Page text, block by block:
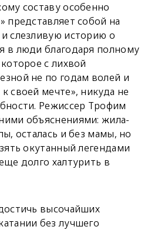
составу особенно
представляет собой на
слезливую историю о
в люди благодаря полному
с лихвой
не по годам волей и
своей мечте», никуда не
Режиссер Трофим
объяснениями: жила-
осталась и без мамы, но
окутанный легендами
долго халтурить в
высочайших
без лучшего